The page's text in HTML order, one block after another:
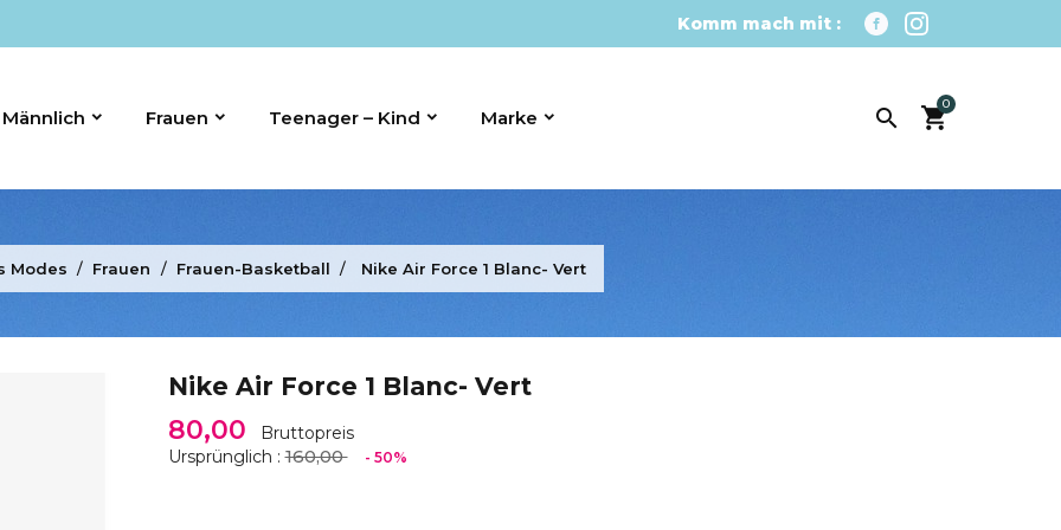
Komm mach mit :
0

Männlich Frauen Teenager – Kind Marke
Modes Frauen Frauen-Basketball Nike Air Force 1 Blanc- Vert
Nike Air Force 1 Blanc- Vert
80,00
Bruttopreis
Ursprünglich :160,00 - 50%